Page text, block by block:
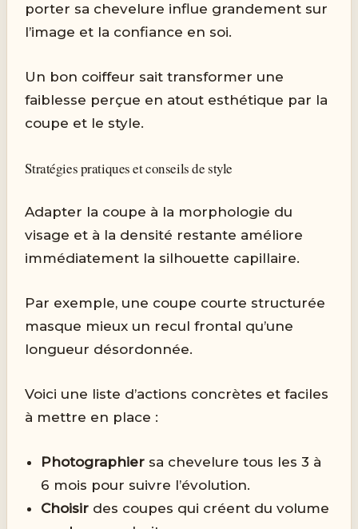
porter sa chevelure influe grandement sur
l’image et la confiance en soi.
Un bon coiffeur sait transformer une
faiblesse perçue en atout esthétique par la
coupe et le style.
Stratégies pratiques et conseils de style
Adapter la coupe à la morphologie du
visage et à la densité restante améliore
immédiatement la silhouette capillaire.
Par exemple, une coupe courte structurée
masque mieux un recul frontal qu’une
longueur désordonnée.
Voici une liste d’actions concrètes et faciles
à mettre en place :
Photographier sa chevelure tous les 3 à
6 mois pour suivre l’évolution.
Choisir des coupes qui créent du volume